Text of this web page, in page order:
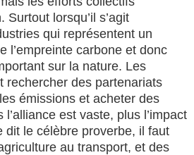
lorsqu’il s’agit
qui représentent un
l’empreinte carbone et donc
sur la nature. Les
rechercher des partenariats
émissions et acheter des
est vaste, plus l’impact
dit le célèbre proverbe, il faut
au transport, et des